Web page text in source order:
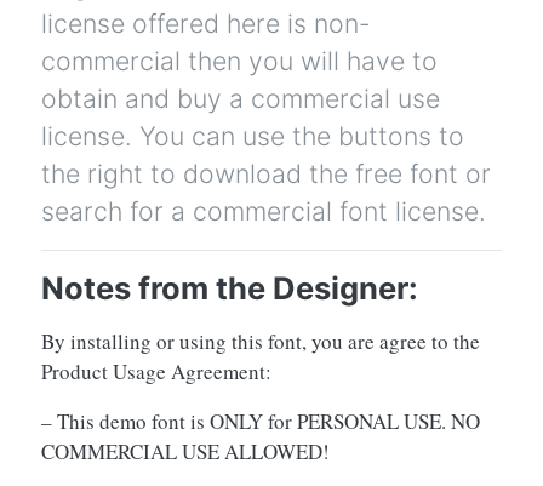
license offered here is non-
commercial then you will have to
obtain and buy a commercial use
license. You can use the buttons to
the right to download the free font or
search for a commercial font license.
Notes from the Designer:
By installing or using this font, you are agree to the
Product Usage Agreement:
– This demo font is ONLY for PERSONAL USE. NO
COMMERCIAL USE ALLOWED!